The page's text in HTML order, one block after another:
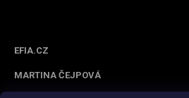
om/sc
EFIA.CZ
MARTINA ČEJPOVÁ